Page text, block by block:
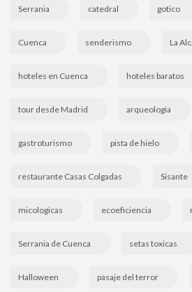
Serrania catedral gotico
Cuenca senderismo La
hoteles en Cuenca hoteles baratos
tour desde Madrid arqueologia
gastroturismo pista de hielo
restaurante Casas Colgadas Sisante
micologicas ecoeficiencia
Serrania de Cuenca setas toxicas
Halloween pasaje del terror